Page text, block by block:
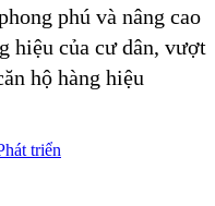
phú và nâng cao
hiệu của cư dân, vượt
hộ hàng hiệu
triển